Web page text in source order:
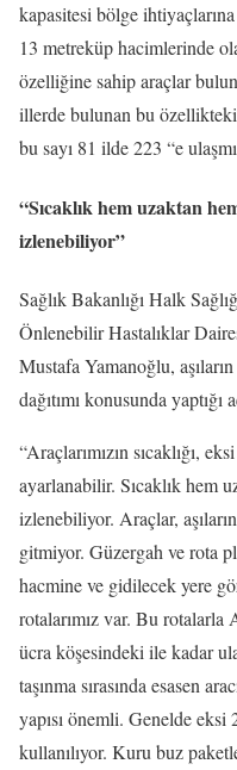
kapasitesi bölge
13 metreküp hacimlerinde
özelliğine sahip araçlar
illerde bulunan bu
bu sayı 81 ilde 223 “e
“Sıcaklık hem uzaktan
izlenebiliyor”
Sağlık Bakanlığı Halk
Önlenebilir Hastalıklar
Mustafa Yamanoğlu,
dağıtımı konusunda yaptığı
“Araçlarımızın sıcaklığı,
ayarlanabilir. Sıcaklık hem
izlenebiliyor. Araçlar,
gitmiyor. Güzergah ve rota
hacmine ve gidilecek yere
rotalarımız var. Bu rotalarla
ücra köşesindeki ile kadar
taşınma sırasında esasen
yapısı önemli. Genelde eksi
kullanılıyor. Kuru buz